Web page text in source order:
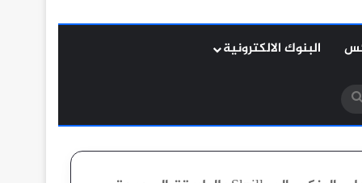
البنوك الالكترونية
بحث
عن